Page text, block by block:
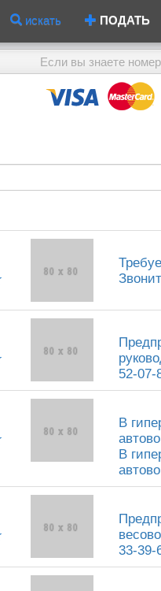
искать ПОДАТЬ
Если вы знаете
52-
В
В
33-39-